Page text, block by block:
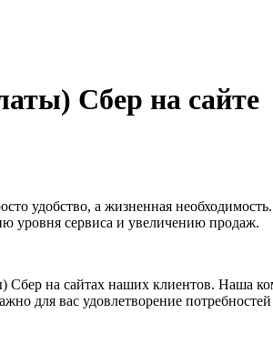
Сбер на сайте
удобство, а жизненная
уровня сервиса и увеличению продаж.
на сайтах наших клиентов. Наша
для вас удовлетворение